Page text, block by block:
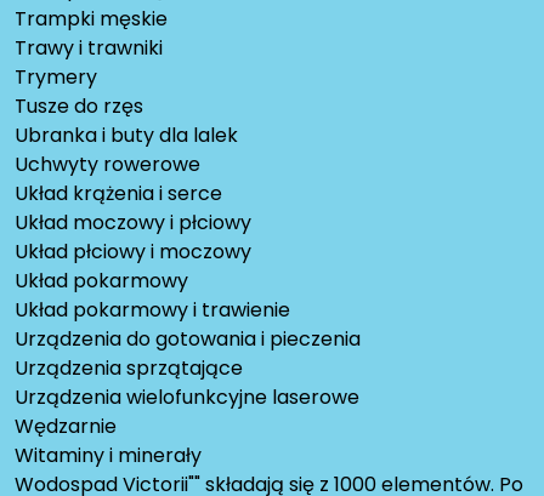
Trampki męskie
Trawy i trawniki
Trymery
Tusze do rzęs
Ubranka i buty dla lalek
Uchwyty rowerowe
Układ krążenia i serce
Układ moczowy i płciowy
Układ płciowy i moczowy
Układ pokarmowy
Układ pokarmowy i trawienie
Urządzenia do gotowania i pieczenia
Urządzenia sprzątające
Urządzenia wielofunkcyjne laserowe
Wędzarnie
Witaminy i minerały
Wodospad Victorii"" składają się z 1000 elementów. Po